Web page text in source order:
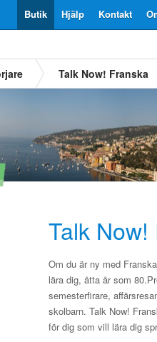
Kontakt
Hjälp
Butik
Talk Now! Franska
Talk
Om du är ny med
lära dig, åtta år som
semesterfirare,
skolbarn. Talk Now!
för dig som vill lära dig